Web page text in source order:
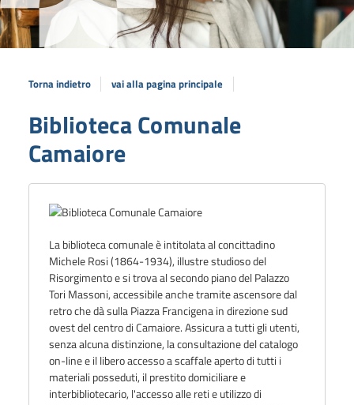
Torna indietro vai alla pagina principale
Biblioteca Comunale
Camaiore
La biblioteca comunale è intitolata al concittadino
Michele Rosi (1864-1934), illustre studioso del
Risorgimento e si trova al secondo piano del Palazzo
Tori Massoni, accessibile anche tramite ascensore dal
retro che dà sulla Piazza Francigena in direzione sud
ovest del centro di Camaiore. Assicura a tutti gli utenti,
senza alcuna distinzione, la consultazione del catalogo
on-line e il libero accesso a scaffale aperto di tutti i
materiali posseduti, il prestito domiciliare e
interbibliotecario, l'accesso alle reti e utilizzo di